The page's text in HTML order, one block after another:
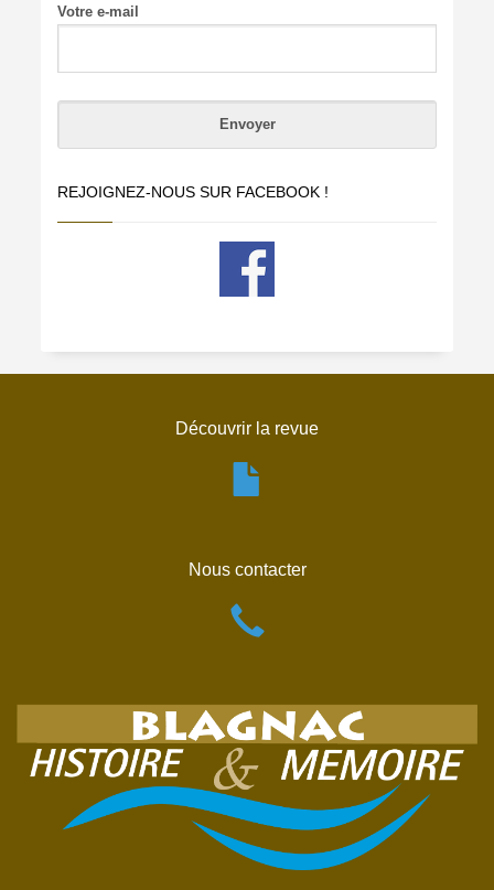
Votre e-mail
REJOIGNEZ-NOUS SUR FACEBOOK !
Découvrir la revue
Nous contacter